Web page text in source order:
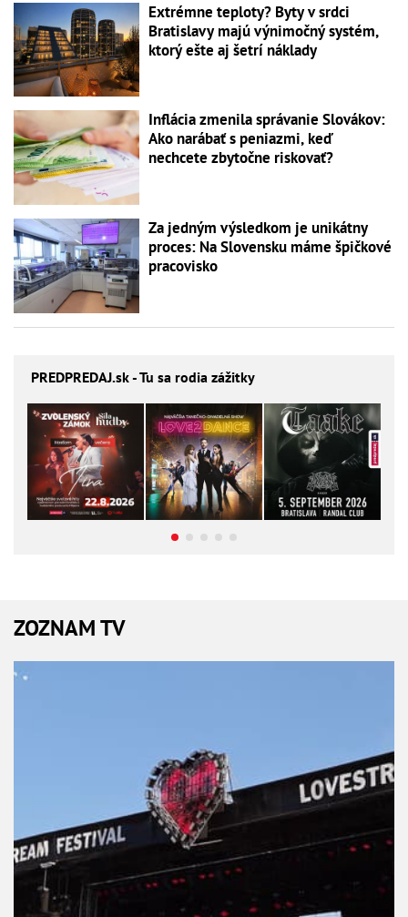
Extrémne teploty? Byty v srdci
Bratislavy majú výnimočný systém,
ktorý ešte aj šetrí náklady
Inflácia zmenila správanie Slovákov:
Ako narábať s peniazmi, keď
nechcete zbytočne riskovať?
Za jedným výsledkom je unikátny
proces: Na Slovensku máme špičkové
pracovisko
PREDPREDAJ.sk - Tu sa rodia zážitky
ZOZNAM TV